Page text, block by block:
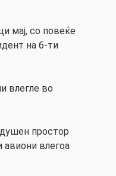
мај, со повеќе
на 6-ти
влегле во
простор
авиони влегоа